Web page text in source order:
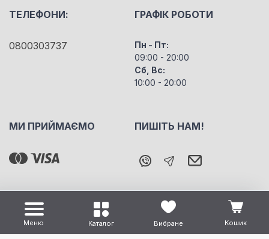
ТЕЛЕФОНИ:
0800303737
ГРАФІК РОБОТИ
Пн - Пт:
09:00 - 20:00
Сб, Вс:
10:00 - 20:00
МИ ПРИЙМАЄМО ПИШІТЬ НАМ!
Меню Каталог Вибране Кошик